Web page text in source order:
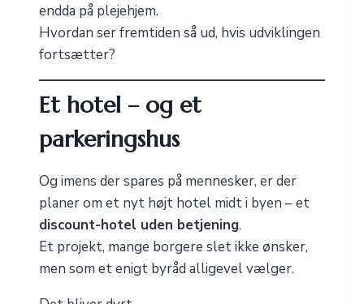
endda på plejehjem.
Hvordan ser fremtiden så ud, hvis udviklingen
fortsætter?
Et hotel – og et
parkeringshus
Og imens der spares på mennesker, er der
planer om et nyt højt hotel midt i byen – et
discount-hotel uden betjening.
Et projekt, mange borgere slet ikke ønsker,
men som et enigt byråd alligevel vælger.